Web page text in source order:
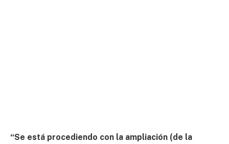
“Se está procediendo con la ampliación (de la